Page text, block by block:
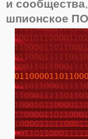
и сообщества
шпионское ПО